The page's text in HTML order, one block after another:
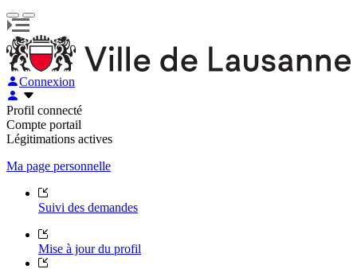
Connexion
Profil connecté
Compte portail
Légitimations actives
Ma page personnelle
Suivi des demandes
Mise à jour du profil